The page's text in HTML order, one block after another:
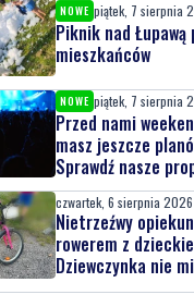
NOWE piątek, 7 sierpnia
Piknik nad Łupawą
mieszkańców
NOWE piątek, 7 sierpnia
Przed nami
masz jeszcze
Sprawdź nasze
powiecie
puckim
czwartek, 6 sierpnia 2026
Nietrzeźwy
rowerem z
Dziewczynka nie
kasku